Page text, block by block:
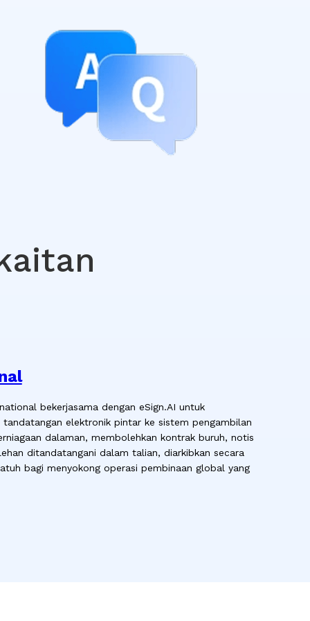
bekerjasama dengan eSign.AI untuk
elektronik pintar ke sistem pengambilan
dalaman, membolehkan kontrak buruh, notis
ditandatangani dalam talian, diarkibkan secara
bagi menyokong operasi pembinaan global yang